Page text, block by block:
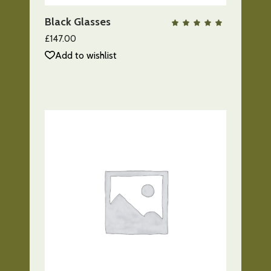
QUICK VIEW
Black Glasses
£147.00
Add to wishlist